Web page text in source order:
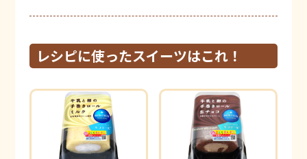
レシピに使ったスイーツはこれ！